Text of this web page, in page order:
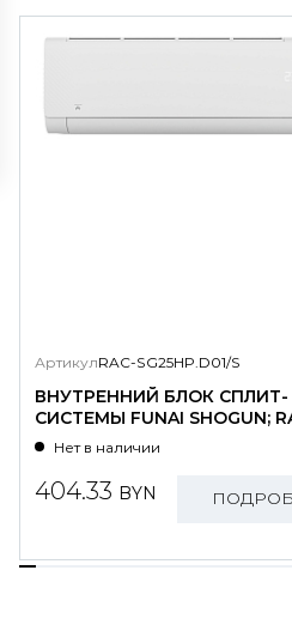
АртикулRAC-SG25HP.D01/S
ВНУТРЕННИЙ БЛОК СПЛИТ-
СИСТЕМЫ FUNAI SHOGUN;
SG25HP.D01/S
Нет в наличии
404.33 BYN